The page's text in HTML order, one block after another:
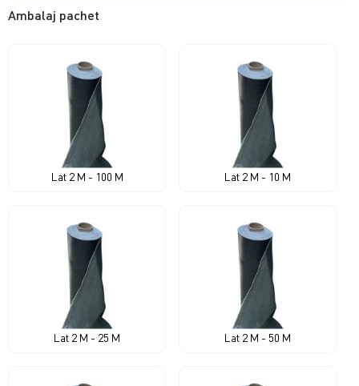
Ambalaj pachet
Lat 2 M - 100 M Lat 2 M - 10 M
Lat 2 M - 25 M Lat 2 M - 50 M